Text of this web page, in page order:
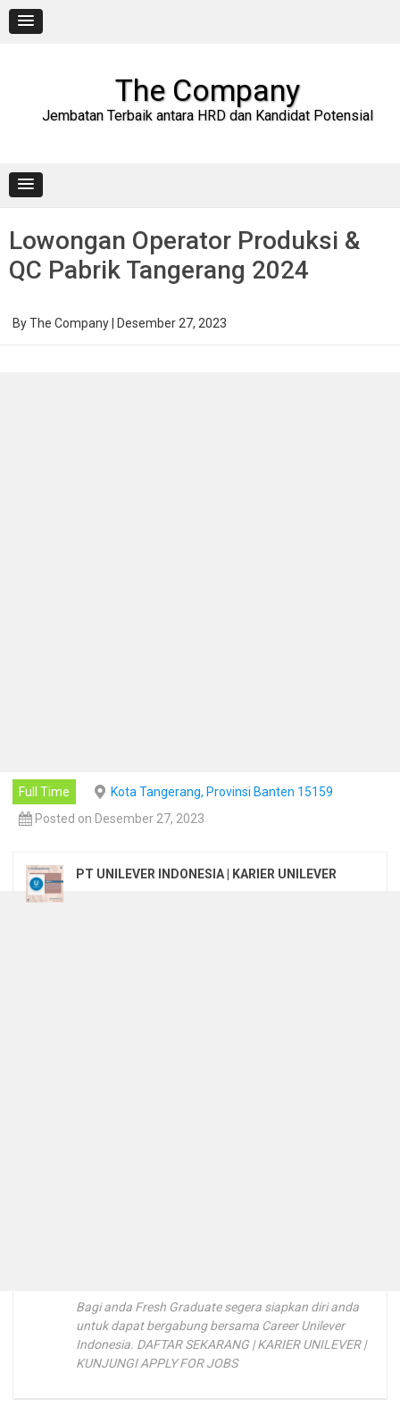
content
The Company
Jembatan Terbaik antara HRD dan Kandidat Potensial
Lowongan Operator Produksi &
QC Pabrik Tangerang 2024
ByThe Company Desember 27, 2023
Full Time
Kota Tangerang, Provinsi Banten 15159
Posted on Desember 27, 2023
PT UNILEVER INDONESIA | KARIER UNILEVER
Bagi anda Fresh Graduate segera siapkan diri anda
untuk dapat bergabung bersama Career Unilever
Indonesia. DAFTAR SEKARANG | KARIER UNILEVER |
KUNJUNGI APPLY FOR JOBS